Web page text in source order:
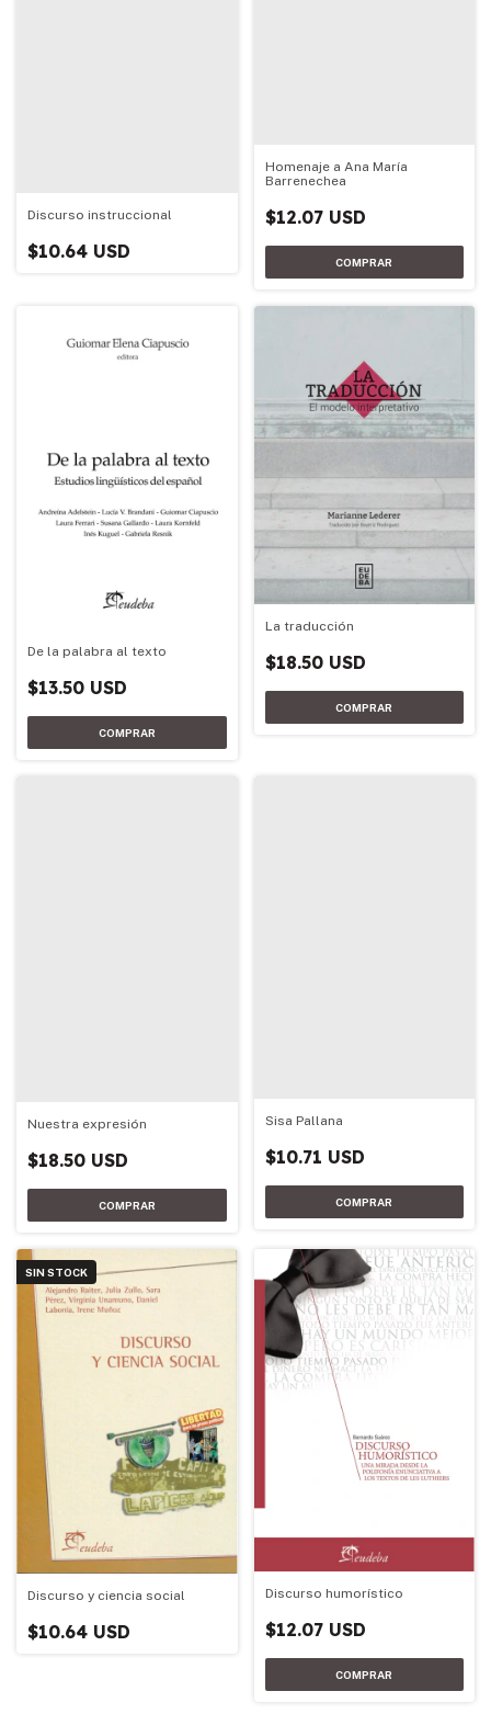
Discurso instruccional
$10.64 USD
Homenaje a Ana María
Barrenechea
$12.07 USD
De la palabra al texto
$13.50 USD
La traducción
$18.50 USD
Nuestra expresión
$18.50 USD
Sisa Pallana
$10.71 USD
SIN STOCK
Discurso y ciencia social
$10.64 USD
Discurso humorístico
$12.07 USD